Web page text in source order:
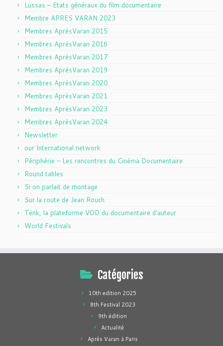
Lussas – Etats généraux du film documentaire
Membre APRES VARAN 2023
Membres AprèsVaran 2015
Membres AprèsVaran 2016
Membres AprèsVaran 2017
Membres AprèsVaran 2019
Membres AprèsVaran 2020
Membres AprèsVaran 2021
Membres AprèsVaran 2023
Membres AprèsVaran 2024
Newsletter
our International network
Périphérie – Les rencontres du Cinéma Documentaire
Round tables
Si on parlait de montage
Sur la route de Jean Rouch
Tënk, la plateforme VOD du documentaire d'auteur
World Festivals
Catégories
10th edition 2025
8th Festival 2023
9th édition
Actualité
Après Varan à Paris